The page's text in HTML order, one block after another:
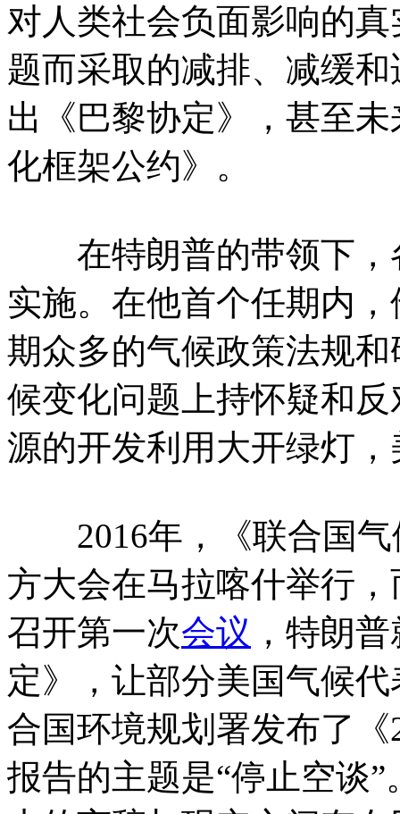
对人类社会负面影响的
题而采取的减排、减缓
出《巴黎协定》，甚至
化框架公约》。
在特朗普的带领下，
实施。在他首个任期内
期众多的气候政策法规
候变化问题上持怀疑和
源的开发利用大开绿灯
2016年，《联合国气
方大会在马拉喀什举行
召开第一次会议 ，特朗
定》，让部分美国气候
合国环境规划署发布了
报告的主题是“停止空谈